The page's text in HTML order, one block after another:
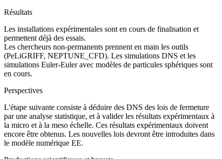
Résultats
Les installations expérimentales sont en cours de finalisation et
permettent déjà des essais.
Les chercheurs non-permanents prennent en main les outils
(PeLiGRIFF, NEPTUNE_CFD). Les simulations DNS et les
simulations Euler-Euler avec modèles de particules sphériques sont
en cours.
Perspectives
L'étape suivante consiste à déduire des DNS des lois de fermeture
par une analyse statistique, et à valider les résultats expérimentaux à
la micro et à la meso échelle. Ces résultats expérimentaux doivent
encore être obtenus. Les nouvelles lois devront être introduites dans
le modèle numérique EE.